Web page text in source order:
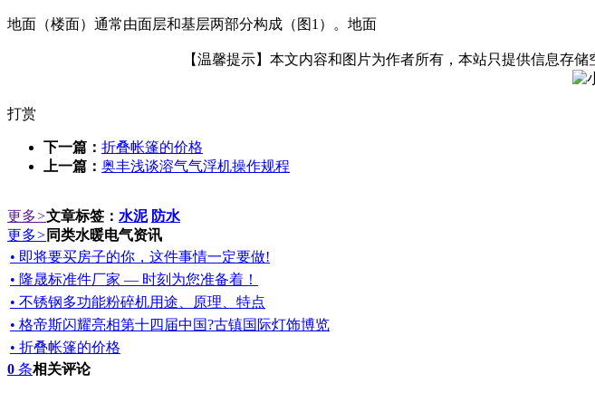
地面（楼面）通常由面层和基层两部分构成（图1）。地面
【温馨提示】本文内容和图片为作者所有，本站只提供信息存
打赏
下一篇： 折叠帐篷的价格
上一篇： 奥丰浅谈溶气气浮机操作规程
更多>文章标签： 水泥 防水
更多> 同类水暖电气资讯
• 即将要买房子的你，这件事情一定要做!
• 隆晟标准件厂家 — 时刻为您准备着！
• 不锈钢多功能粉碎机用途、原理、特点
• 格帝斯闪耀亮相第十四届中国?古镇国际灯饰博览
• 折叠帐篷的价格
0 条相关评论